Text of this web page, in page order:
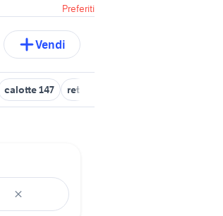
Preferiti
Vendi
calotte 147 retrovisore interno fotocromatico